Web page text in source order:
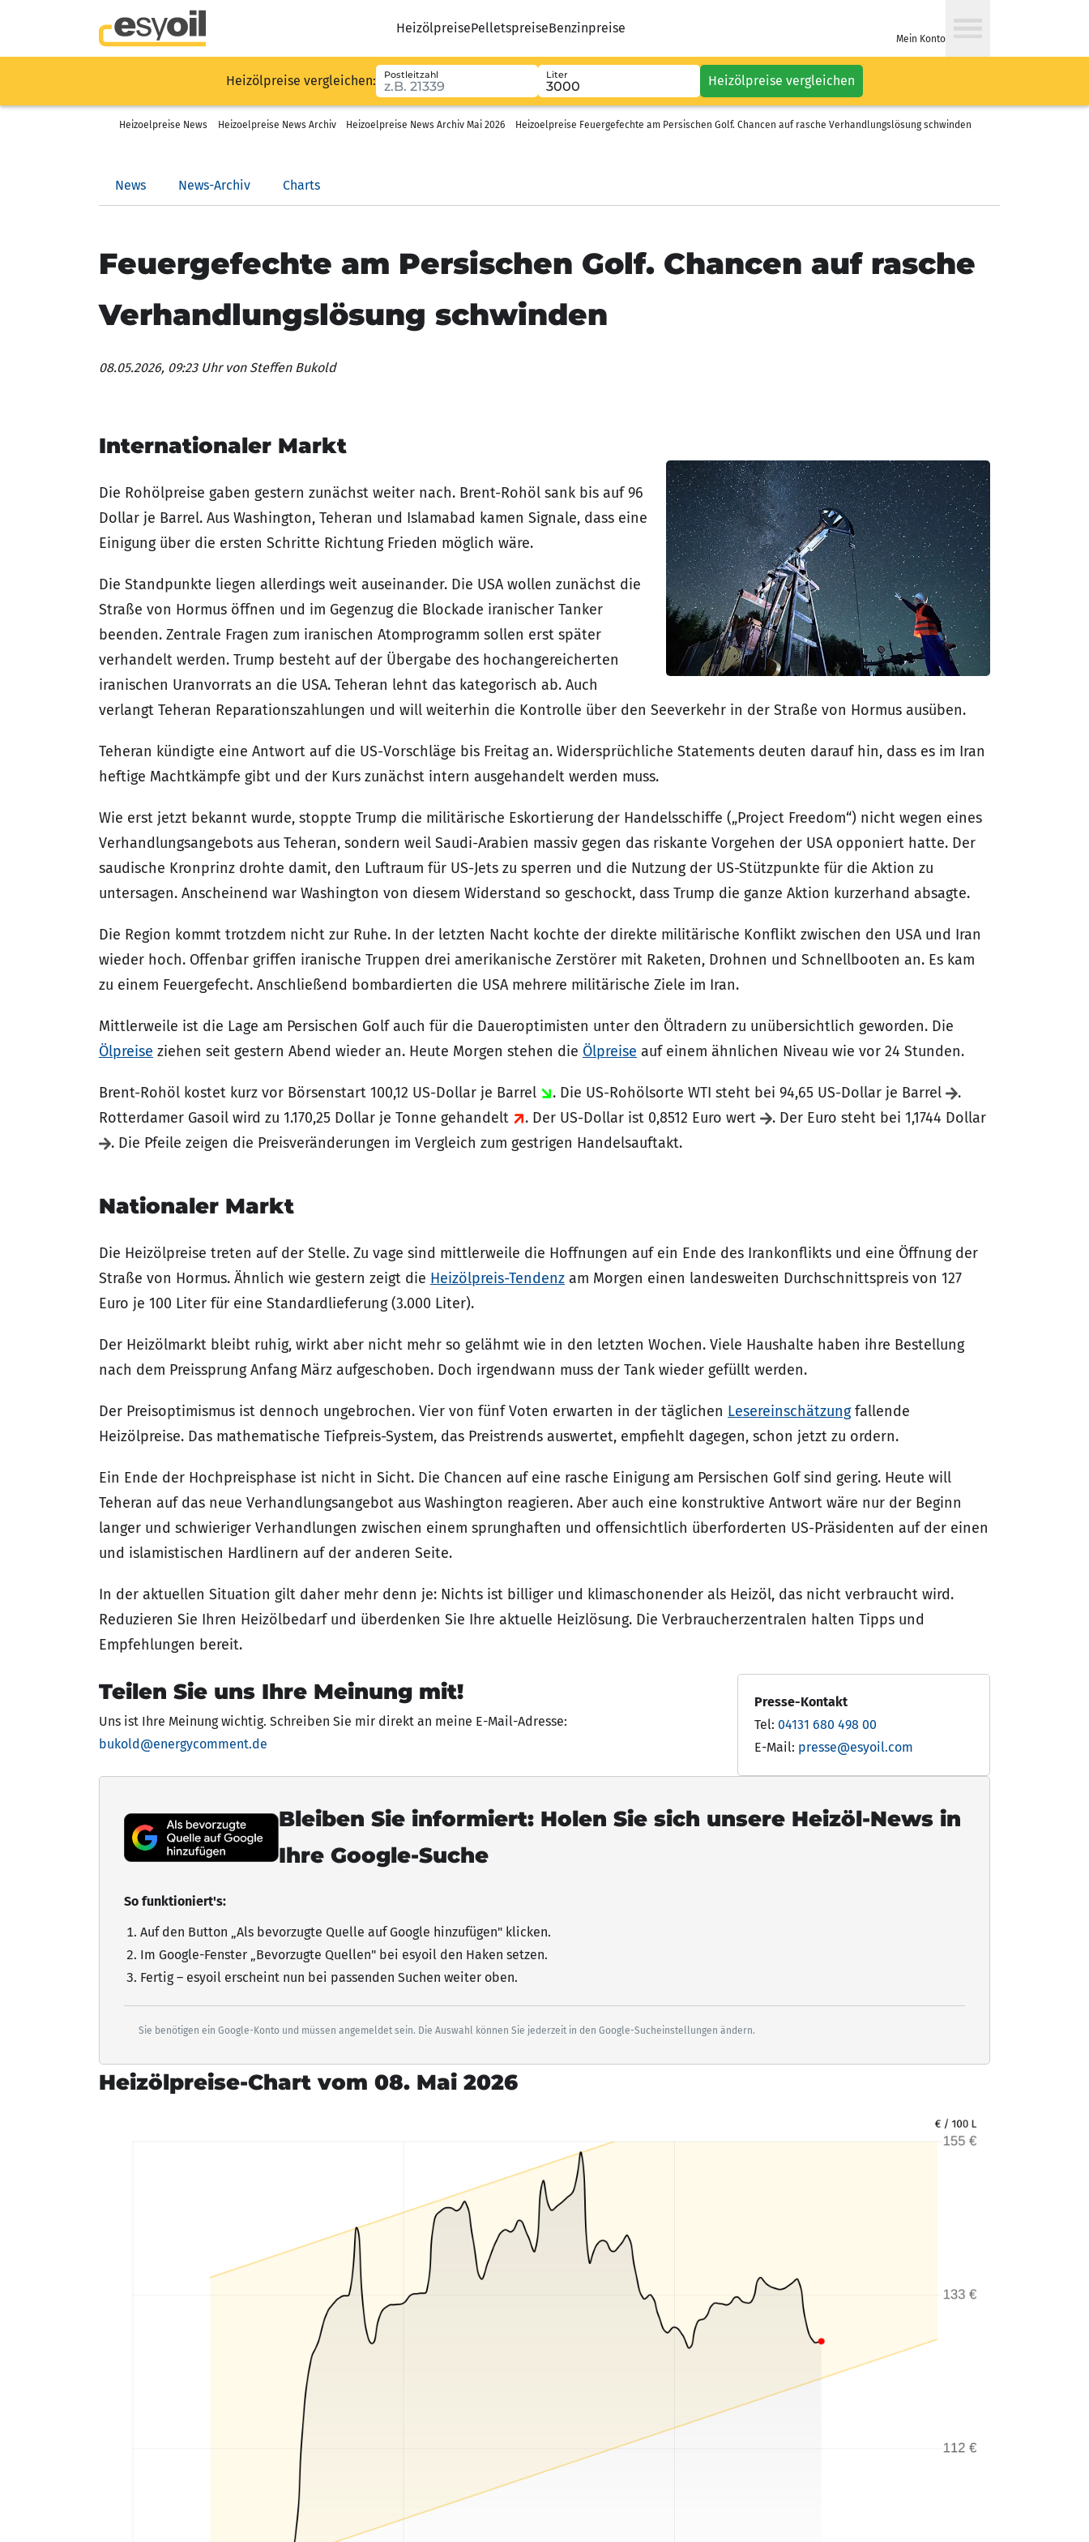
HeizölpreisePelletspreiseBenzinpreise
Mein Konto
Heizölpreise vergleichen: Postleitzahl Liter Heizölpreise vergleichen
Heizoelpreise News Heizoelpreise News Archiv Heizoelpreise News Archiv Mai 2026 Heizoelpreise Feuergefechte am Persischen Golf. Chancen auf rasche Verhandlungslösung schwinden
News News-Archiv Charts
Feuergefechte am Persischen Golf. Chancen auf rasche
Verhandlungslösung schwinden
08.05.2026, 09:23 Uhrvon Steffen Bukold
Internationaler Markt
Die Rohölpreise gaben gestern zunächst weiter nach. Brent-Rohöl sank bis auf 96
Dollar je Barrel. Aus Washington, Teheran und Islamabad kamen Signale, dass eine
Einigung über die ersten Schritte Richtung Frieden möglich wäre.
Die Standpunkte liegen allerdings weit auseinander. Die USA wollen zunächst die
Straße von Hormus öffnen und im Gegenzug die Blockade iranischer Tanker
beenden. Zentrale Fragen zum iranischen Atomprogramm sollen erst später
verhandelt werden. Trump besteht auf der Übergabe des hochangereicherten
iranischen Uranvorrats an die USA. Teheran lehnt das kategorisch ab. Auch
verlangt Teheran Reparationszahlungen und will weiterhin die Kontrolle über den Seeverkehr in der Straße von Hormus ausüben.
Teheran kündigte eine Antwort auf die US-Vorschläge bis Freitag an. Widersprüchliche Statements deuten darauf hin, dass es im Iran
heftige Machtkämpfe gibt und der Kurs zunächst intern ausgehandelt werden muss.
Wie erst jetzt bekannt wurde, stoppte Trump die militärische Eskortierung der Handelsschiffe („Project Freedom“) nicht wegen eines
Verhandlungsangebots aus Teheran, sondern weil Saudi-Arabien massiv gegen das riskante Vorgehen der USA opponiert hatte. Der
saudische Kronprinz drohte damit, den Luftraum für US-Jets zu sperren und die Nutzung der US-Stützpunkte für die Aktion zu
untersagen. Anscheinend war Washington von diesem Widerstand so geschockt, dass Trump die ganze Aktion kurzerhand absagte.
Die Region kommt trotzdem nicht zur Ruhe. In der letzten Nacht kochte der direkte militärische Konflikt zwischen den USA und Iran
wieder hoch. Offenbar griffen iranische Truppen drei amerikanische Zerstörer mit Raketen, Drohnen und Schnellbooten an. Es kam
zu einem Feuergefecht. Anschließend bombardierten die USA mehrere militärische Ziele im Iran.
Mittlerweile ist die Lage am Persischen Golf auch für die Daueroptimisten unter den Öltradern zu unübersichtlich geworden. Die
Ölpreise ziehen seit gestern Abend wieder an. Heute Morgen stehen die Ölpreise auf einem ähnlichen Niveau wie vor 24 Stunden.
Brent-Rohöl kostet kurz vor Börsenstart 100,12 US-Dollar je Barrel . Die US-Rohölsorte WTI steht bei 94,65 US-Dollar je Barrel
.
Rotterdamer Gasoil wird zu 1.170,25 Dollar je Tonne gehandelt
. Der US-Dollar ist 0,8512 Euro wert
. Der Euro steht bei 1,1744 Dollar
. Die Pfeile zeigen die Preisveränderungen im Vergleich zum gestrigen Handelsauftakt.
Nationaler Markt
Die Heizölpreise treten auf der Stelle. Zu vage sind mittlerweile die Hoffnungen auf ein Ende des Irankonflikts und eine Öffnung der
Straße von Hormus. Ähnlich wie gestern zeigt die Heizölpreis-Tendenz am Morgen einen landesweiten Durchschnittspreis von 127
Euro je 100 Liter für eine Standardlieferung (3.000 Liter).
Der Heizölmarkt bleibt ruhig, wirkt aber nicht mehr so gelähmt wie in den letzten Wochen. Viele Haushalte haben ihre Bestellung
nach dem Preissprung Anfang März aufgeschoben. Doch irgendwann muss der Tank wieder gefüllt werden.
Der Preisoptimismus ist dennoch ungebrochen. Vier von fünf Voten erwarten in der täglichen Lesereinschätzungfallende
Heizölpreise. Das mathematische Tiefpreis-System, das Preistrends auswertet, empfiehlt dagegen, schon jetzt zu ordern.
Ein Ende der Hochpreisphase ist nicht in Sicht. Die Chancen auf eine rasche Einigung am Persischen Golf sind gering. Heute will
Teheran auf das neue Verhandlungsangebot aus Washington reagieren. Aber auch eine konstruktive Antwort wäre nur der Beginn
langer und schwieriger Verhandlungen zwischen einem sprunghaften und offensichtlich überforderten US-Präsidenten auf der einen
und islamistischen Hardlinern auf der anderen Seite.
In der aktuellen Situation gilt daher mehr denn je: Nichts ist billiger und klimaschonender als Heizöl, das nicht verbraucht wird.
Reduzieren Sie Ihren Heizölbedarf und überdenken Sie Ihre aktuelle Heizlösung. Die Verbraucherzentralen halten Tipps und
Empfehlungen bereit.
Teilen Sie uns Ihre Meinung mit!
Uns ist Ihre Meinung wichtig. Schreiben Sie mir direkt an meine E-Mail-Adresse:
bukold@energycomment.de
Presse-Kontakt
Tel: 04131 680 498 00
E-Mail: presse@esyoil.com
Bleiben Sie informiert: Holen Sie sich unsere Heizöl-News in
Ihre Google-Suche
So funktioniert's:
Auf den Button „Als bevorzugte Quelle auf Google hinzufügen" klicken.
Im Google-Fenster „Bevorzugte Quellen" bei esyoil den Haken setzen.
Fertig – esyoil erscheint nun bei passenden Suchen weiter oben.
Sie benötigen ein Google-Konto und müssen angemeldet sein. Die Auswahl können Sie jederzeit in den Google-Sucheinstellungen ändern.
Heizölpreise-Chart vom 08. Mai 2026